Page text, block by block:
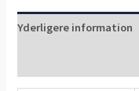
Yderligere information